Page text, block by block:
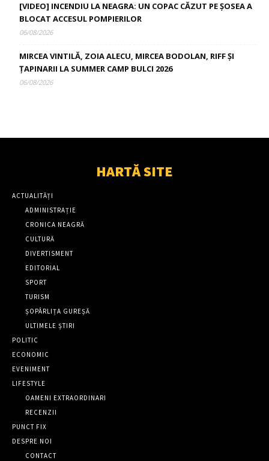
[VIDEO] INCENDIU LA NEAGRA: UN COPAC CĂZUT PE ȘOSEA A
BLOCAT ACCESUL POMPIERILOR
06/08/2026
MIRCEA VINTILĂ, ZOIA ALECU, MIRCEA BODOLAN, RIFF ȘI
ȚAPINARII LA SUMMER CAMP BULCI 2026
06/08/2026
HARTĂ SITE
ACTUALITĂȚI
ADMINISTRAȚIE
CRONICA NEAGRĂ
CULTURĂ
DIVERTISMENT
EDITORIAL
SPORT
TURISM
ȘOPÂRLIȚA GUREȘĂ
ULTIMELE ȘTIRI
POLITIC
ECONOMIC
EVENIMENT
LIFESTYLE
OAMENI EXTRAORDINARI
RECENZII
PUNCT FIX
DESPRE NOI
CONTACT